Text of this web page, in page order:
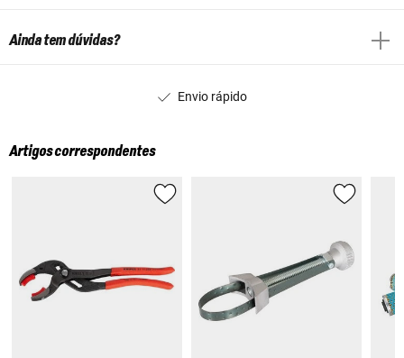
Ainda tem dúvidas?
Envio rápido
Artigos correspondentes